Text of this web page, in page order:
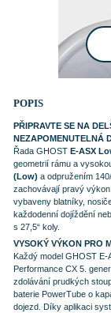
POPIS
PŘIPRAVTE SE NA
NEZAPOMENUTELNÁ
Řada GHOST E-ASX
geometrií rámu a
(Low) a odpružením
zachovávají pravý
vybaveny blatníky,
každodenní dojíždění
s 27,5“ koly.
VYSOKÝ VÝKON PRO
Každý model GHOST
Performance CX 5.
zdolávání prudkých
baterie PowerTube o
dojezd. Díky aplikaci